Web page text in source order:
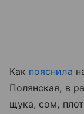
Как пояснила
Полянская, в
щука, сом,